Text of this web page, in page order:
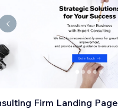
Firm Landing Page